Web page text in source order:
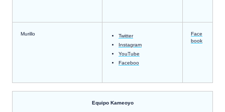
Murillo
Twitter
Instagram
YouTube
Faceboo
Face
book
Equipo Kameoyo